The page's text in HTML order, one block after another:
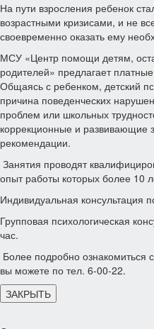
На пути взросления ребенок
возрастными кризисами, и не
своевременно оказать ему
МСУ «Центр помощи детям,
родителей» предлагает
Общаясь с ребенком, детский
причина поведенческих
проблем или школьных
коррекционные и развивающие
рекомендации.
Занятия проводят
опыт работы которых более 10
Индивидуальная консультация
Групповая психологическая
час.
Более подробно ознакомиться
вы можете по тел. 6-00-22.
ЗАКРЫТЬ